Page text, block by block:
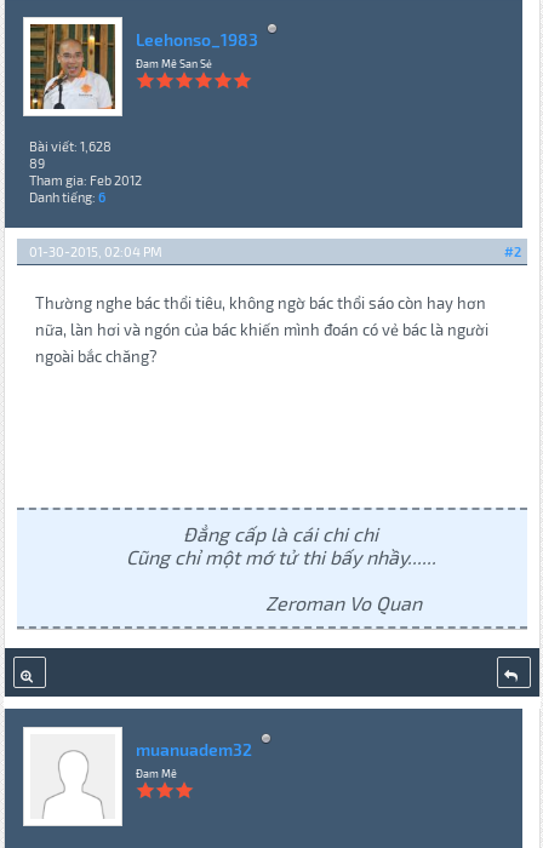
Leehonso_1983
Đam Mê San Sẻ
Bài viết: 1,628
89
Tham gia: Feb 2012
Danh tiếng: 6
#2
01-30-2015, 02:04 PM
Thường nghe bác thổi tiêu, không ngờ bác thổi sáo còn hay hơn
nữa, làn hơi và ngón của bác khiến mình đoán có vẻ bác là người
ngoài bắc chăng?
Đẳng cấp là cái chi chi
Cũng chỉ một mớ tử thi bấy nhầy......
Zeroman Vo Quan
muanuadem32
Đam Mê